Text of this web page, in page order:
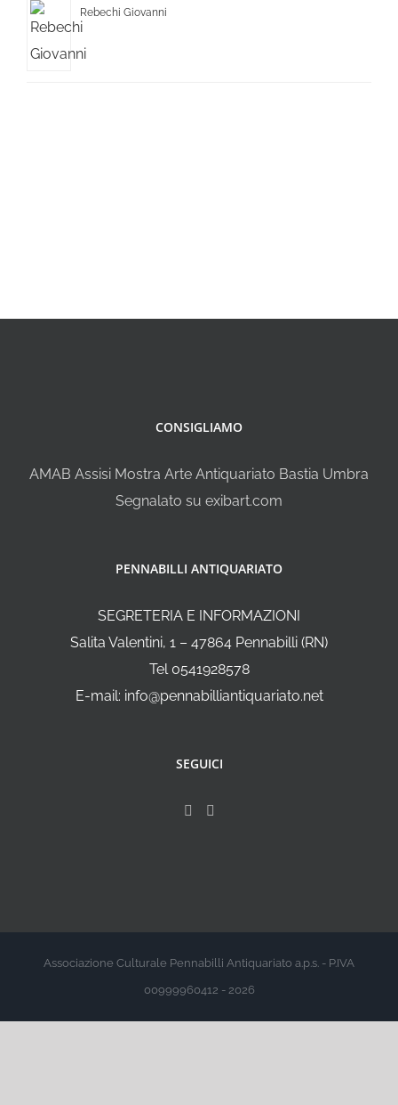
Rebechi Giovanni
CONSIGLIAMO
AMAB Assisi Mostra Arte Antiquariato Bastia Umbra
Segnalato su exibart.com
PENNABILLI ANTIQUARIATO
SEGRETERIA E INFORMAZIONI
Salita Valentini, 1 – 47864 Pennabilli (RN)
Tel 0541928578
E-mail: info@pennabilliantiquariato.net
SEGUICI
Associazione Culturale Pennabilli Antiquariato a.p.s. - P.IVA
00999960412 - 2026